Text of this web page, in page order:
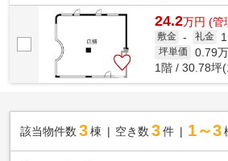
24.2万円 (管
敷金 - 礼金
坪単価 0.79
1階 / 30.78坪
該当物件数 3棟 空き数 3 件 1～3